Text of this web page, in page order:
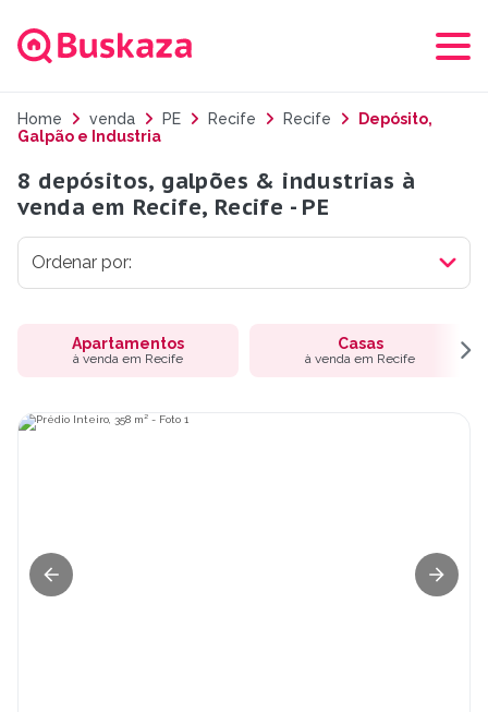
Home venda PE Recife Recife
Depósito,
Galpão e Industria
8 depósitos, galpões & industrias à
venda em Recife, Recife - PE
Apartamentos
à venda em Recife
Casas
à venda em Recife